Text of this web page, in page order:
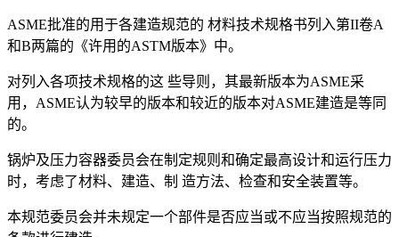
ASME批准的用于各建造规范的 材料技术规格书列入第II卷A
和B两篇的《许用的ASTM版本》中。
对列入各项技术规格的这 些导则，其最新版本为ASME采
用，ASME认为较早的版本和较近的版本对ASME建造是等同
的。
锅炉及压力容器委员会在制定规则和确定最高设计和运行压力
时，考虑了材料、建造、制 造方法、检查和安全装置等。
本规范委员会并未规定一个部件是否应当或不应当按照规范的